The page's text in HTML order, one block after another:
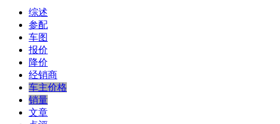
综述
参配
车图
报价
降价
经销商
车主价格
销量
文章